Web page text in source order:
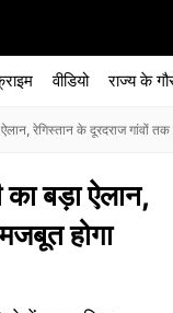
वीडियो राज्‍य के
रेगिस्तान के दूरदराज गांवों
बड़ा ऐलान,
होगा